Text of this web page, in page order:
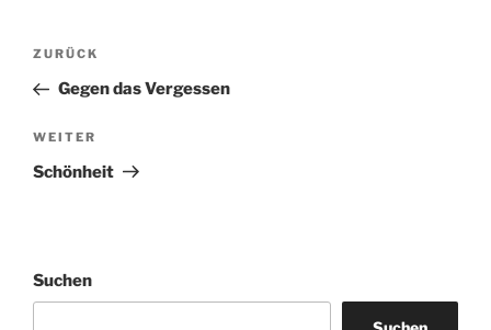
Beitragsnavigation
Vorheriger
Beitrag
ZURÜCK
Gegen das Vergessen
Nächster
Beitrag
WEITER
Schönheit
Suchen